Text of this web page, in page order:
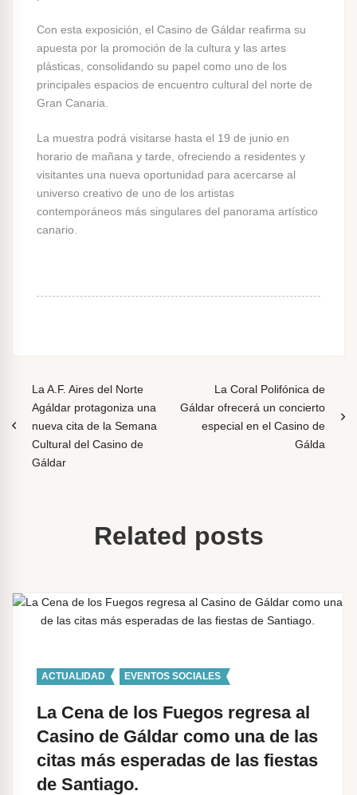
Con esta exposición, el Casino de Gáldar reafirma su
apuesta por la promoción de la cultura y las artes
plásticas, consolidando su papel como uno de los
principales espacios de encuentro cultural del norte de
Gran Canaria.
La muestra podrá visitarse hasta el 19 de junio en
horario de mañana y tarde, ofreciendo a residentes y
visitantes una nueva oportunidad para acercarse al
universo creativo de uno de los artistas
contemporáneos más singulares del panorama artístico
canario.
a
ó
La A.F. Aires del Norte
Agáldar protagoniza una
nueva cita de la Semana
Cultural del Casino de
Gáldar
La Coral Polifónica de
Gáldar ofrecerá un concierto
especial en el Casino de
Gálda
Related posts
ACTUALIDAD EVENTOS SOCIALES
La Cena de los Fuegos regresa al
Casino de Gáldar como una de las
citas más esperadas de las fiestas
de Santiago.